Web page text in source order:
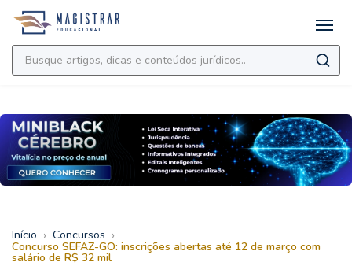
Início › Concursos ›
Concurso SEFAZ-GO: inscrições abertas até 12 de março com
salário de R$ 32 mil